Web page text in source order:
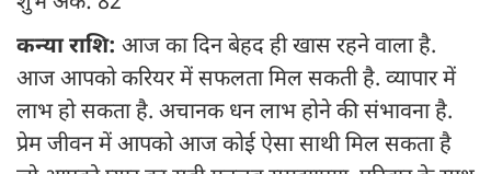
कन्या राशि: आज का दिन बेहद ही खास रहने वाला है.
आज आपको करियर में सफलता मिल सकती है. व्यापार में
लाभ हो सकता है. अचानक धन लाभ होने की संभावना है.
प्रेम जीवन में आपको आज कोई ऐसा साथी मिल सकता है